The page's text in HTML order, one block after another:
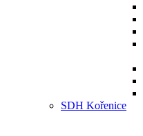
SDH Kořenice